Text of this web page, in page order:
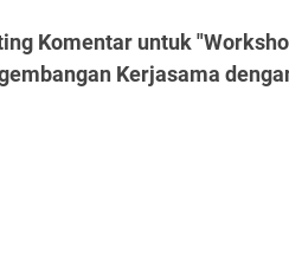
Komentar untuk
Kerjasama